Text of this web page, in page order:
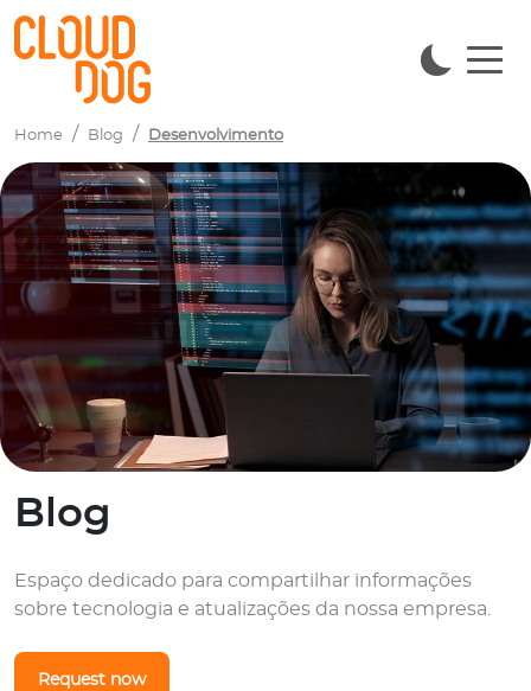
Home Blog Desenvolvimento
Blog
Espaço dedicado para compartilhar informações
sobre tecnologia e atualizações da nossa empresa.
Request now
Navigated to Blog